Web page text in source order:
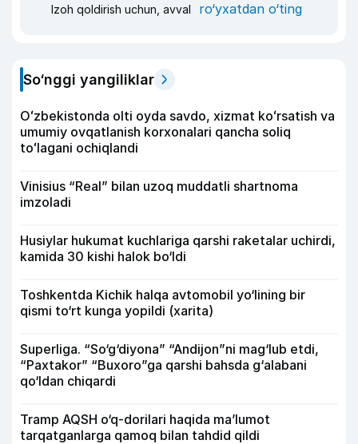
Izoh qoldirish uchun, avval ro‘yxatdan o‘ting
So‘nggi yangiliklar
Oʻzbekistonda olti oyda savdo, xizmat koʻrsatish va
umumiy ovqatlanish korxonalari qancha soliq
toʻlagani ochiqlandi
Vinisius “Real” bilan uzoq muddatli shartnoma
imzoladi
Husiylar hukumat kuchlariga qarshi raketalar uchirdi,
kamida 30 kishi halok bo‘ldi
Toshkentda Kichik halqa avtomobil yo‘lining bir
qismi to‘rt kunga yopildi (xarita)
Superliga. “So‘g‘diyona” “Andijon”ni mag‘lub etdi,
“Paxtakor” “Buxoro”ga qarshi bahsda g‘alabani
qo‘ldan chiqardi
Tramp AQSH o‘q-dorilari haqida ma’lumot
tarqatganlarga qamoq bilan tahdid qildi